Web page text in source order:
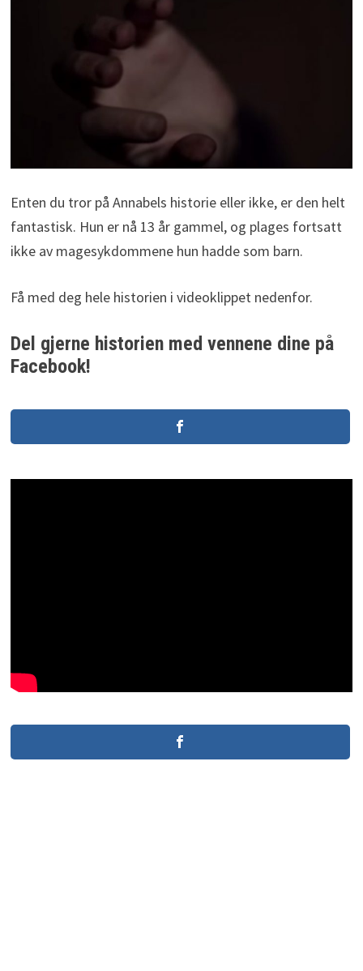
Enten du tror på Annabels historie eller ikke, er den helt
fantastisk. Hun er nå 13 år gammel, og plages fortsatt
ikke av magesykdommene hun hadde som barn.
Få med deg hele historien i videoklippet nedenfor.
Del gjerne historien med vennene dine på
Facebook!